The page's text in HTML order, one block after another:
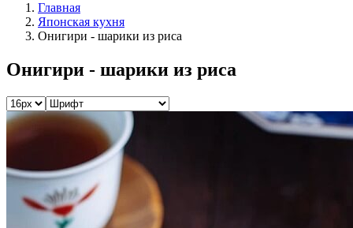
Главная
Японская кухня
Онигири - шарики из риса
Онигири - шарики из риса